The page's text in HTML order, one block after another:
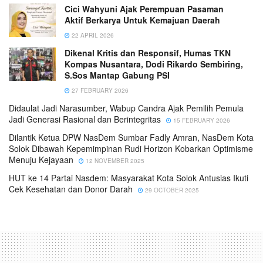
Cici Wahyuni Ajak Perempuan Pasaman
Aktif Berkarya Untuk Kemajuan Daerah
22 APRIL 2026
Dikenal Kritis dan Responsif, Humas TKN
Kompas Nusantara, Dodi Rikardo Sembiring,
S.Sos Mantap Gabung PSI
27 FEBRUARY 2026
Didaulat Jadi Narasumber, Wabup Candra Ajak Pemilih Pemula
Jadi Generasi Rasional dan Berintegritas
15 FEBRUARY 2026
Dilantik Ketua DPW NasDem Sumbar Fadly Amran, NasDem Kota
Solok Dibawah Kepemimpinan Rudi Horizon Kobarkan Optimisme
Menuju Kejayaan
12 NOVEMBER 2025
HUT ke 14 Partai Nasdem: Masyarakat Kota Solok Antusias Ikuti
Cek Kesehatan dan Donor Darah
29 OCTOBER 2025